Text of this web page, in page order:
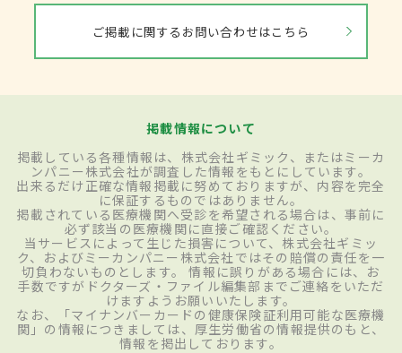
ご掲載に関するお問い合わせはこちら
掲載情報について
掲載している各種情報は、株式会社ギミック、またはミーカ
ンパニー株式会社が調査した情報をもとにしています。
出来るだけ正確な情報掲載に努めておりますが、内容を完全
に保証するものではありません。
掲載されている医療機関へ受診を希望される場合は、事前に
必ず該当の医療機関に直接ご確認ください。
当サービスによって生じた損害について、株式会社ギミッ
ク、およびミーカンパニー株式会社ではその賠償の責任を一
切負わないものとします。 情報に誤りがある場合には、お
手数ですがドクターズ・ファイル編集部までご連絡をいただ
けますようお願いいたします。
なお、「マイナンバーカードの健康保険証利用可能な医療機
関」の情報につきましては、厚生労働省の情報提供のもと、
情報を掲出しております。